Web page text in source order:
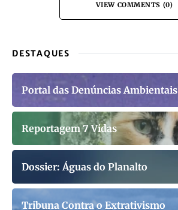
VIEW COMMENTS (0)
DESTAQUES
Portal das Denúncias Ambientais
Reportagem 7 Vidas
Dossier: Águas do Planalto
Tribuna Contra o Extrativismo